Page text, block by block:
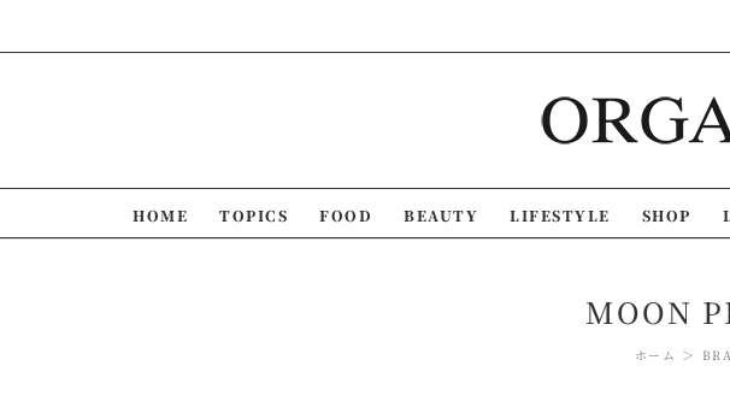
to
HOME TOPICS FOOD BEAUTY LIFESTYLE SHOP
MOON
ホーム